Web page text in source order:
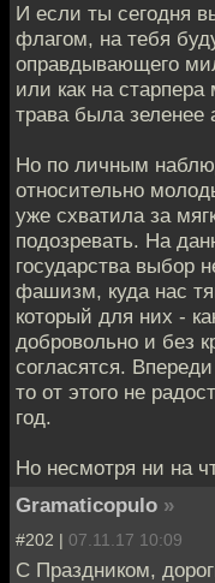
И если ты сегодня
флагом, на тебя
оправдывающего
или как на
трава была зеленее
Но по личным
относительно
уже схватила за
подозревать. На
государства выбор
фашизм, куда нас
который для них -
добровольно и без
согласятся.
то от этого не
год.
Но несмотря ни на
Gramaticopulo »
#202 | 07.11.17 10:09
C Праздником,